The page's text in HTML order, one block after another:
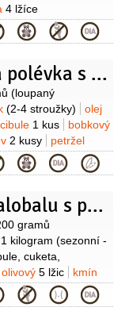
4 lžíce
černé 400 gramů
limetková(z 1/2
Hrachová polévka s kořenovou zeleninou
(loupaný
(2-4 stroužky)
olej
cibule 1 kus
bobkový
2 kusy
petržel
sůl1 lžička
umeocet(na
Okoun v alobalu s pečenou zeleninou
gramů
1 kilogram (sezonní -
cuketa,
5 lžic
kmín
2 snítky
sůl